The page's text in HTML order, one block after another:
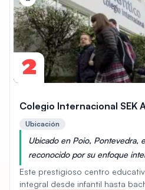
valores y habilidades del siglo
incluyen laboratorios, espacios
Es ideal para familias que
personalizada, aunque su
consideración. Se enfoca en
para la universidad y un futuro
2
Colegio Internacional SEK
Ubicación
Ubicado en Poio, Pontevedra,
reconocido por su enfoque
posición en la provincia de
Este prestigioso centro
integral desde infantil hasta